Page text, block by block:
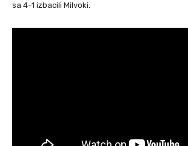
sa 4-1 izbacili Milvoki.